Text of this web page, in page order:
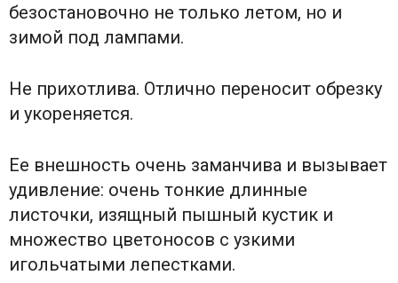
безостановочно не только летом, но и
зимой под лампами.
Не прихотлива. Отлично переносит обрезку
и укореняется.
Ее внешность очень заманчива и вызывает
удивление: очень тонкие длинные
листочки, изящный пышный кустик и
множество цветоносов с узкими
игольчатыми лепестками.